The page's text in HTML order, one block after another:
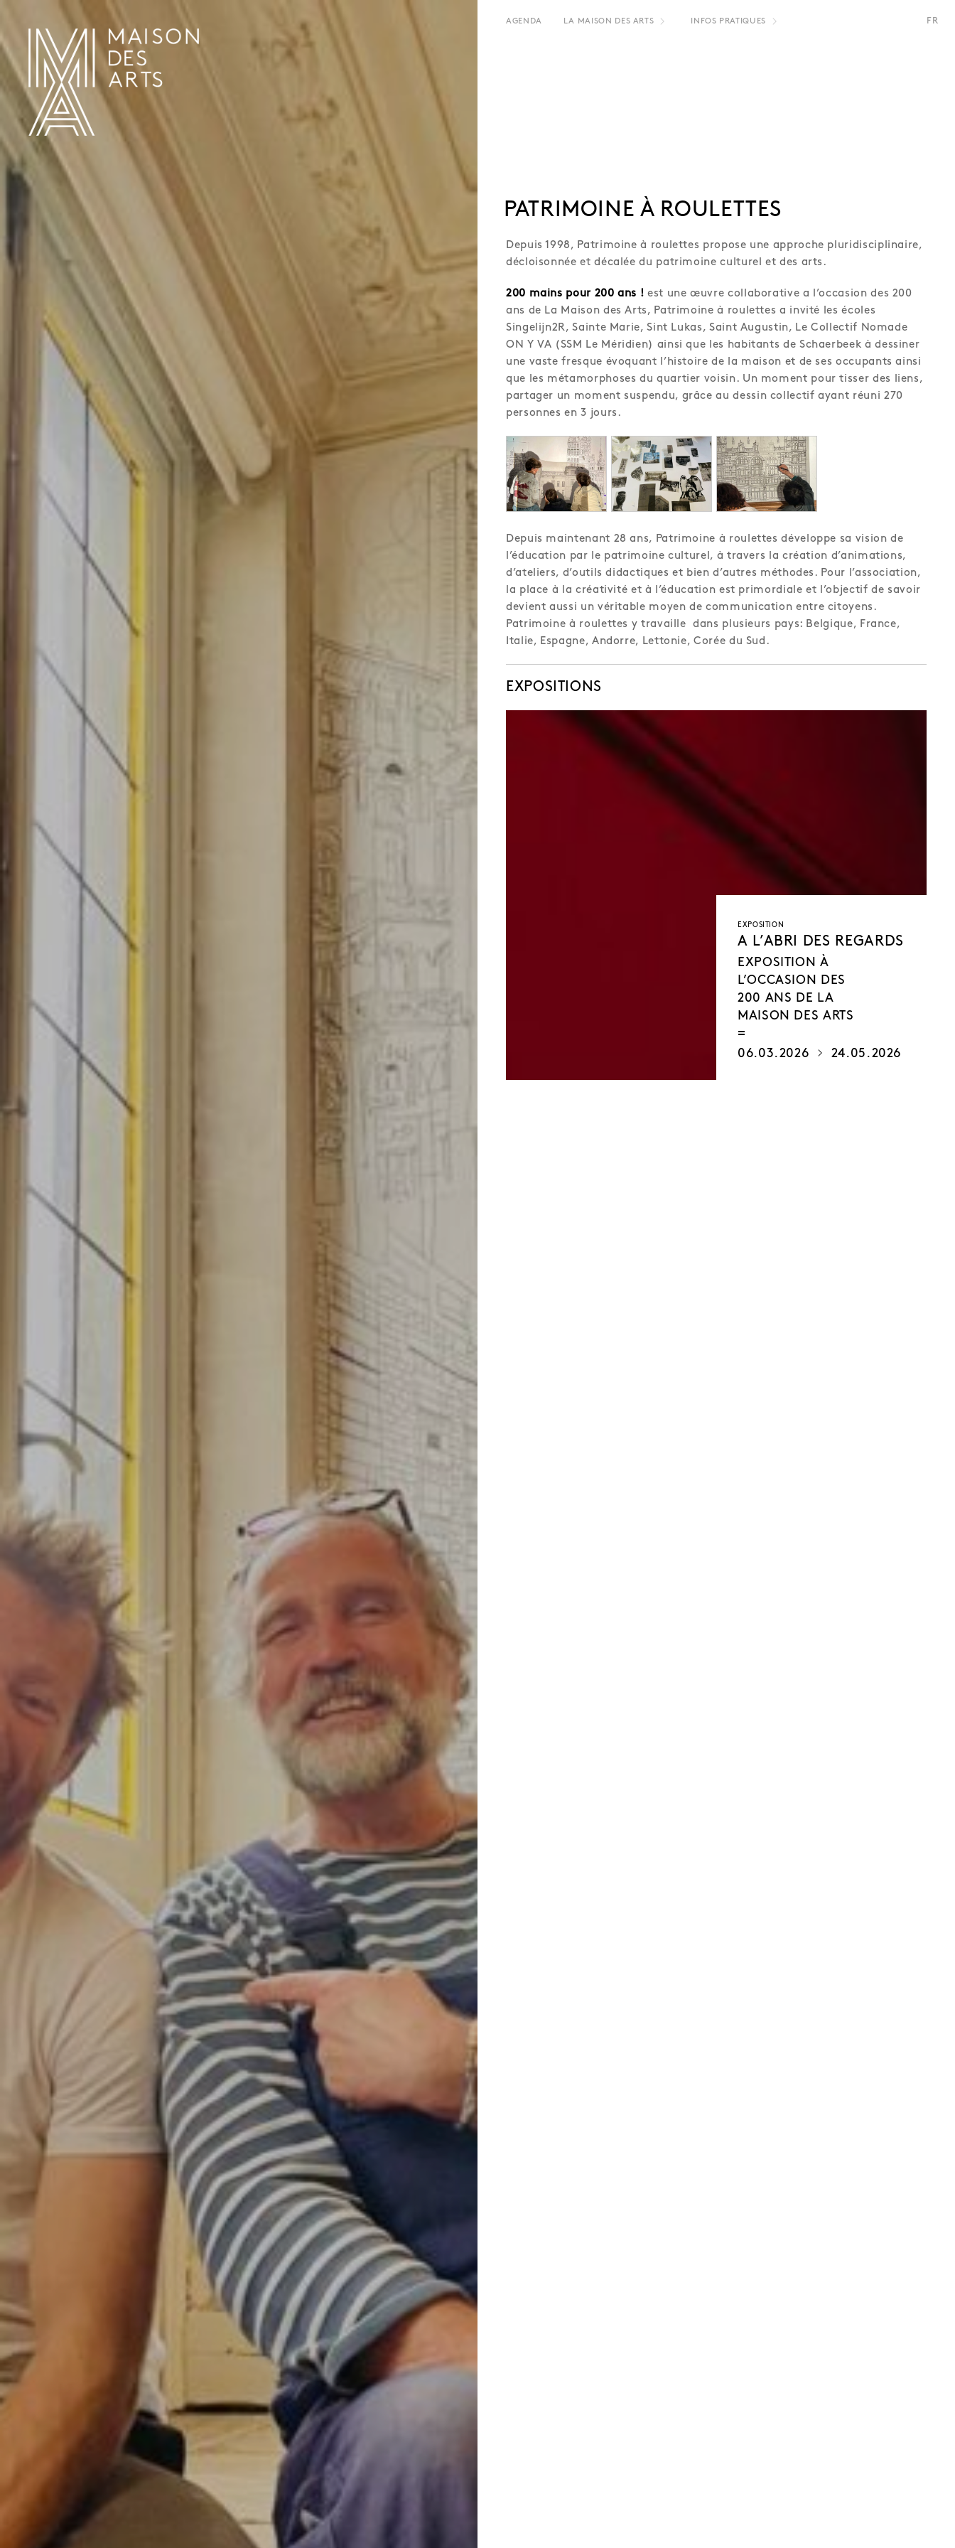
AGENDA LA MAISON DES ARTS INFOS PRATIQUES FR
PATRIMOINE À ROULETTES
Depuis 1998, Patrimoine à roulettes propose une approche pluridisciplinaire,
décloisonnée et décalée du patrimoine culturel et des arts.
200 mains pour 200 ans ! est une œuvre collaborative a l’occasion des 200
ans de La Maison des Arts, Patrimoine à roulettes a invité les écoles
Singelijn2R, Sainte Marie, Sint Lukas, Saint Augustin, Le Collectif Nomade
ON Y VA (SSM Le Méridien) ainsi que les habitants de Schaerbeek à dessiner
une vaste fresque évoquant l’histoire de la maison et de ses occupants ainsi
que les métamorphoses du quartier voisin. Un moment pour tisser des liens,
partager un moment suspendu, grâce au dessin collectif ayant réuni 270
personnes en 3 jours.
Depuis maintenant 28 ans, Patrimoine à roulettes développe sa vision de
l’éducation par le patrimoine culturel, à travers la création d’animations,
d’ateliers, d’outils didactiques et bien d’autres méthodes. Pour l’association,
la place à la créativité et à l’éducation est primordiale et l’objectif de savoir
devient aussi un véritable moyen de communication entre citoyens.
Patrimoine à roulettes y travaille dans plusieurs pays: Belgique, France,
Italie, Espagne, Andorre, Lettonie, Corée du Sud.
EXPOSITIONS
EXPOSITION
A L’ABRI DES REGARDS
EXPOSITION À
L’OCCASION DES
200 ANS DE LA
MAISON DES ARTS
06.03.2026 24.05.2026